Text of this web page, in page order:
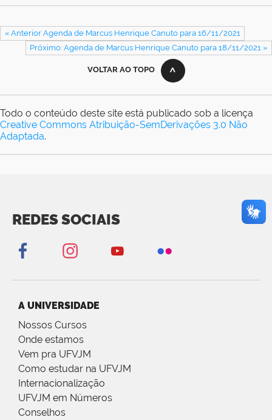
« Anterior Agenda de Marcus Henrique Canuto para 16/11/2021
Próximo: Agenda de Marcus Henrique Canuto para 18/11/2021 »
VOLTAR AO TOPO
Todo o conteúdo deste site está publicado sob a licença
Creative Commons Atribuição-SemDerivações 3.0 Não
Adaptada.
REDES SOCIAIS
A UNIVERSIDADE
Nossos Cursos
Onde estamos
Vem pra UFVJM
Como estudar na UFVJM
Internacionalização
UFVJM em Números
Conselhos